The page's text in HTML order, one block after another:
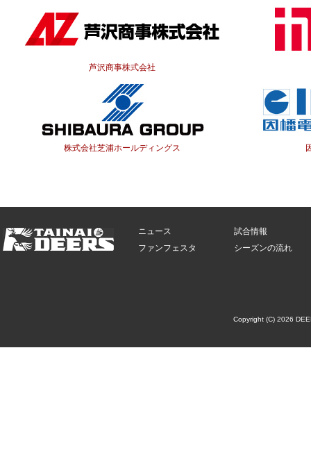
ニュース
ファンフェスタ
試合情報
シーズンの流れ
Copyright (C) 2026